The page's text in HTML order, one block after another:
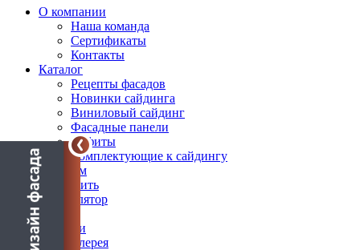
О компании
Наша команда
Сертификаты
Контакты
Каталог
Рецепты фасадов
Новинки сайдинга
Виниловый сайдинг
Фасадные панели
Софиты
Комплектующие к сайдингу
Дилерам
Где купить
Калькулятор
Блог
Новости
Фотогалерея